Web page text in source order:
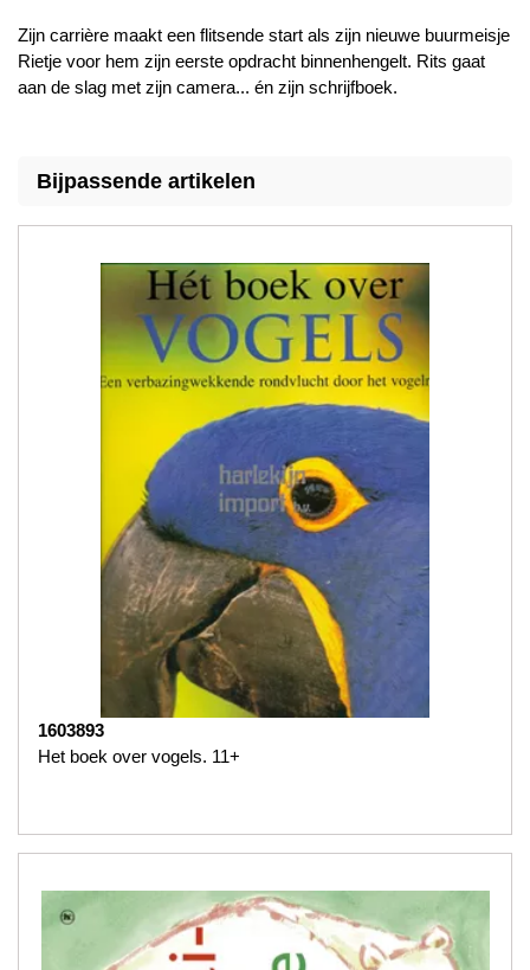
Zijn carrière maakt een flitsende start als zijn nieuwe buurmeisje
Rietje voor hem zijn eerste opdracht binnenhengelt. Rits gaat
aan de slag met zijn camera... én zijn schrijfboek.
Bijpassende artikelen
1603893
Het boek over vogels. 11+